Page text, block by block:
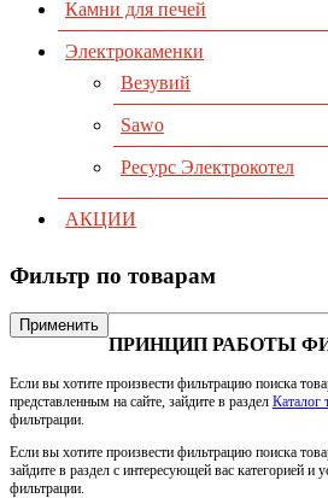
Камни для печей
Электрокаменки
Везувий
Sawo
Ресурс Электрокотел
АКЦИИ
Фильтр по товарам
Применить
ПРИНЦИП РАБОТЫ
Если вы хотите произвести фильтрацию поиска
представленным на сайте, зайдите в раздел Каталог
фильтрации.
Если вы хотите произвести фильтрацию поиска
зайдите в раздел с интересующей вас категорией и
фильтрации.